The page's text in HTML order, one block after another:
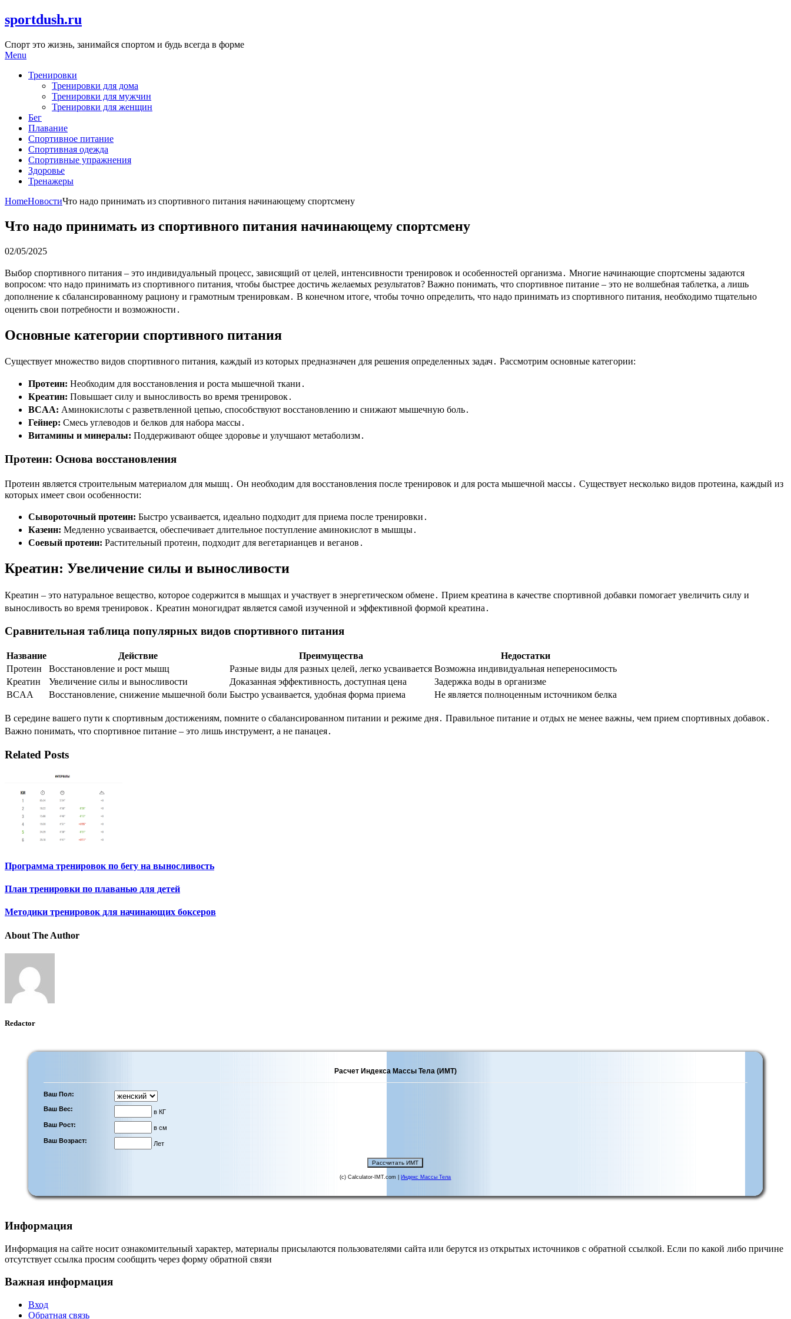
Skip
to
sportdush.ru
Спорт это жизнь, занимайся спортом и будь всегда в форме
Menu
Тренировки
Тренировки для дома
Тренировки для мужчин
Тренировки для женщин
Бег
Плавание
Спортивное питание
Спортивная одежда
Спортивные упражнения
Здоровье
Тренажеры
HomeНовостиЧто надо принимать из спортивного питания начинающему спортсмену
Что надо принимать из спортивного питания начинающему спортсмену
02/05/2025
Выбор спортивного питания – это индивидуальный процесс, зависящий от целей, интенсивности тренировок и особенностей организма․ Многие начинающие спортсмены задаются
вопросом: что надо принимать из спортивного питания, чтобы быстрее достичь желаемых результатов? Важно понимать, что спортивное питание – это не волшебная таблетка, а лишь
дополнение к сбалансированному рациону и грамотным тренировкам․ В конечном итоге, чтобы точно определить, что надо принимать из спортивного питания, необходимо тщательно
оценить свои потребности и возможности․
Основные категории спортивного питания
Существует множество видов спортивного питания, каждый из которых предназначен для решения определенных задач․ Рассмотрим основные категории:
Протеин: Необходим для восстановления и роста мышечной ткани․
Креатин: Повышает силу и выносливость во время тренировок․
BCAA: Аминокислоты с разветвленной цепью, способствуют восстановлению и снижают мышечную боль․
Гейнер: Смесь углеводов и белков для набора массы․
Витамины и минералы: Поддерживают общее здоровье и улучшают метаболизм․
Протеин: Основа восстановления
Протеин является строительным материалом для мышц․ Он необходим для восстановления после тренировок и для роста мышечной массы․ Существует несколько видов протеина, каждый из
которых имеет свои особенности:
Сывороточный протеин: Быстро усваивается, идеально подходит для приема после тренировки․
Казеин: Медленно усваивается, обеспечивает длительное поступление аминокислот в мышцы․
Соевый протеин: Растительный протеин, подходит для вегетарианцев и веганов․
Креатин: Увеличение силы и выносливости
Креатин – это натуральное вещество, которое содержится в мышцах и участвует в энергетическом обмене․ Прием креатина в качестве спортивной добавки помогает увеличить силу и
выносливость во время тренировок․ Креатин моногидрат является самой изученной и эффективной формой креатина․
Сравнительная таблица популярных видов спортивного питания
Название Действие Преимущества
Недостатки
Протеин
Восстановление и рост мышц Разные виды для разных целей, легко усваивается Возможна индивидуальная непереносимость
Креатин
Увеличение силы и выносливости Доказанная эффективность, доступная цена
Задержка воды в организме
BCAA
Восстановление, снижение мышечной боли Быстро усваивается, удобная форма приема Не является полноценным источником белка
В середине вашего пути к спортивным достижениям, помните о сбалансированном питании и режиме дня․ Правильное питание и отдых не менее важны, чем прием спортивных добавок․
Важно понимать, что спортивное питание – это лишь инструмент, а не панацея․
Related Posts
Программа тренировок по бегу на выносливость
План тренировки по плаванью для детей
Методики тренировок для начинающих боксеров
About The Author
Redactor
Расчет Индекса Массы Тела (ИМТ)
Ваш Пол:
Ваш Вес:
в КГ
Ваш Рост:
в см
Ваш Возраст:
Лет
(c) Calculator-IMT.com | Индекс Массы Тела
Информация
Информация на сайте носит ознакомительный характер, материалы присылаются пользователями сайта или берутся из открытых источников с обратной ссылкой. Если по какой либо причине
отсутствует ссылка просим сообщить через форму обратной связи
Важная информация
Вход
Обратная связь